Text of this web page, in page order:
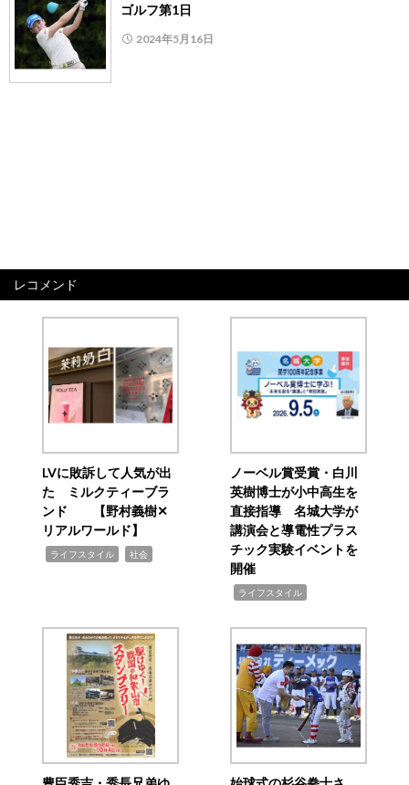
ゴルフ第1日
2024年5月16日
レコメンド
LVに敗訴して人気が出
た ミルクティーブラ
ンド 【野村義樹✕
リアルワールド】
ライフスタイル 社会
ノーベル賞受賞・白川
英樹博士が小中高生を
直接指導 名城大学が
講演会と導電性プラス
チック実験イベントを
開催
ライフスタイル